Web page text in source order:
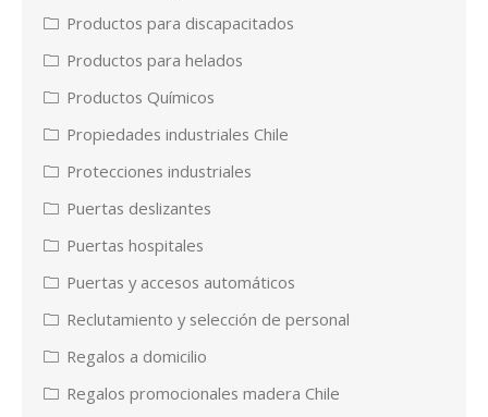
Productos para discapacitados
Productos para helados
Productos Químicos
Propiedades industriales Chile
Protecciones industriales
Puertas deslizantes
Puertas hospitales
Puertas y accesos automáticos
Reclutamiento y selección de personal
Regalos a domicilio
Regalos promocionales madera Chile